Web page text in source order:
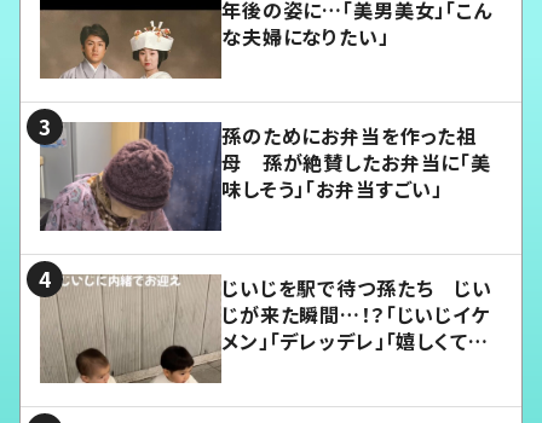
年後の姿に…「美男美女」「こん
な夫婦になりたい」
孫のためにお弁当を作った祖
母 孫が絶賛したお弁当に「美
味しそう」「お弁当すごい」
じいじを駅で待つ孫たち じい
じが来た瞬間…！？「じいじイケ
メン」「デレッデレ」「嬉しくて可